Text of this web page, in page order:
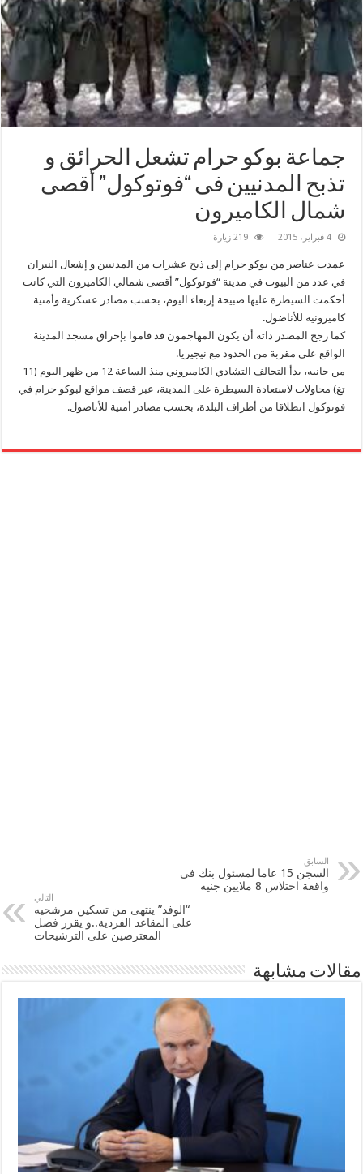
جماعة بوكو حرام تشعل الحرائق و
تذبح المدنيين فى “فوتوكول” أقصى
شمال الكاميرون
4 فبراير، 2015 219 زيارة
عمدت عناصر من بوكو حرام إلى ذبح عشرات من المدنيين و إشعال النيران
في عدد من البيوت في مدينة “فوتوكول” أقصى شمالي الكاميرون التي كانت
أحكمت السيطرة عليها صبيحة إربعاء اليوم، بحسب مصادر عسكرية وأمنية
كاميرونية للأناضول.
كما رجح المصدر ذاته أن يكون المهاجمون قد قاموا بإحراق مسجد المدينة
الواقع على مقربة من الحدود مع نيجيريا.
من جانبه، بدأ التحالف التشادي الكاميروني منذ الساعة 12 من ظهر اليوم (11
تغ) محاولات لاستعادة السيطرة على المدينة، عبر قصف مواقع لبوكو حرام في
فوتوكول انطلاقا من أطراف البلدة، بحسب مصادر أمنية للأناضول.
السابق
السجن 15 عاما لمسئول بنك في
واقعة اختلاس 8 ملايين جنيه
التالي
“الوفد” ينتهى من تسكين مرشحيه
على المقاعد الفردية..و يقرر فصل
المعترضين على الترشيحات
مقالات مشابهة